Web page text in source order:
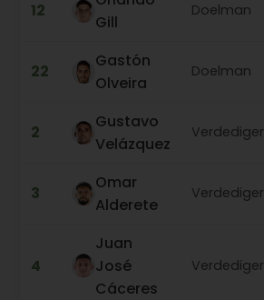
12
Gill
Doelman
22
Gastón
Olveira
Doelman
2
Gustavo
Velázquez
Verdediger
3
Omar
Alderete
Verdediger
4
Juan
José
Cáceres
Verdediger